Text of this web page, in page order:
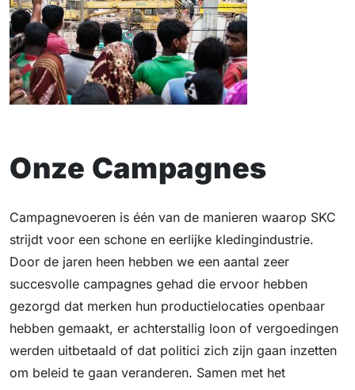
Onze Campagnes
Campagnevoeren is één van de manieren waarop SKC
strijdt voor een schone en eerlijke kledingindustrie.
Door de jaren heen hebben we een aantal zeer
succesvolle campagnes gehad die ervoor hebben
gezorgd dat merken hun productielocaties openbaar
hebben gemaakt, er achterstallig loon of vergoedingen
werden uitbetaald of dat politici zich zijn gaan inzetten
om beleid te gaan veranderen. Samen met het